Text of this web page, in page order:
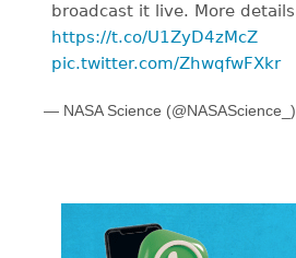
broadcast it live. More
https://t.co/U1ZyD4zMcZ
pic.twitter.com/ZhwqfwFXkr
— NASA Science (@NASAScience_)